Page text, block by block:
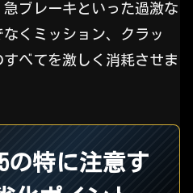
ブレーキといった過激な
くミッション、クラッ
べてを激しく消耗させま
の特に注意す